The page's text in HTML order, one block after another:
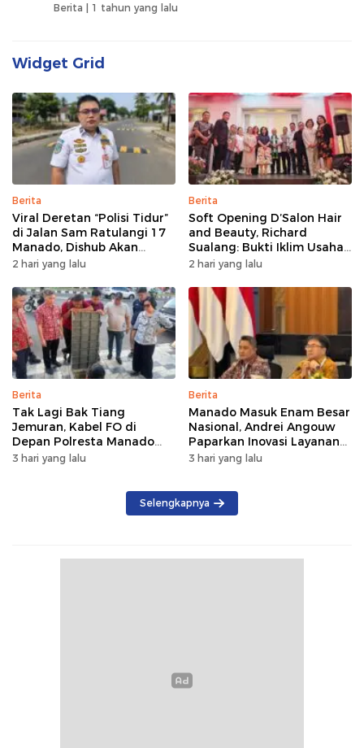
Berita | 1 tahun yang lalu
Widget Grid
Berita
Viral Deretan “Polisi Tidur”
di Jalan Sam Ratulangi 17
Manado, Dishub Akan
Musyawarahkan Solusi
2 hari yang lalu
Berita
Soft Opening D’Salon Hair
and Beauty, Richard
Sualang: Bukti Iklim Usaha
di Manado Terus
2 hari yang lalu
Berita
Tak Lagi Bak Tiang
Jemuran, Kabel FO di
Depan Polresta Manado
Ditata
3 hari yang lalu
Berita
Manado Masuk Enam Besar
Nasional, Andrei Angouw
Paparkan Inovasi Layanan
Investasi di Hadapan Tim
3 hari yang lalu
Selengkapnya